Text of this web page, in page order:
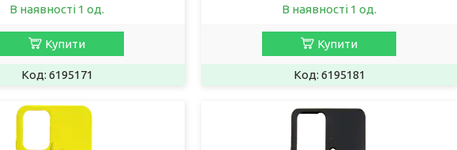
В наявності 1 од.
Купити
6195171
В наявності 1 од.
Купити
6195181